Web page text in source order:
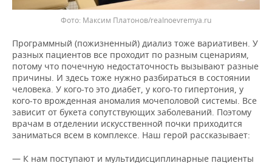
Фото: Максим Платонов/realnoevremya.ru
Программный (пожизненный) диализ тоже вариативен. У
разных пациентов все проходит по разным сценариям,
потому что почечную недостаточность вызывают разные
причины. И здесь тоже нужно разбираться в состоянии
человека. У кого-то это диабет, у кого-то гипертония, у
кого-то врожденная аномалия мочеполовой системы. Все
зависит от букета сопутствующих заболеваний. Поэтому
врачам в отделении искусственной почки приходится
заниматься всем в комплексе. Наш герой рассказывает:
— К нам поступают и мультидисциплинарные пациенты